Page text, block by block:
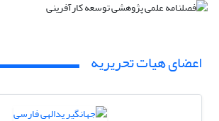
اعضای هیات تحریریه